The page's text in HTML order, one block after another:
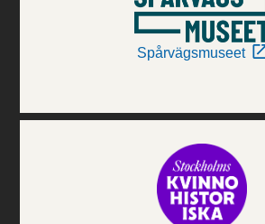
Spårvägsmuseet